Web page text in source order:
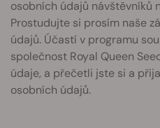
osobních údajů návštěvníků
Prostudujte si prosím naše
údajů. Účastí v programu
společnost Royal Queen
údaje, a přečetli jste si a
osobních údajů.